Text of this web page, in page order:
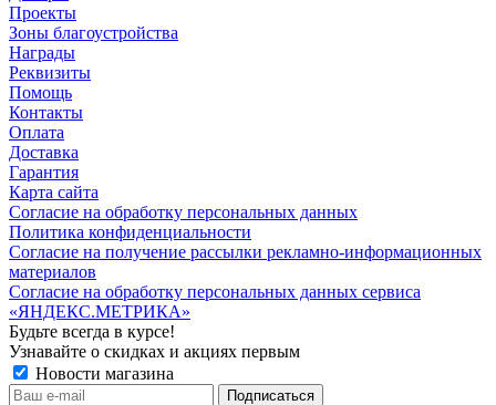
Проекты
Зоны благоустройства
Награды
Реквизиты
Помощь
Контакты
Оплата
Доставка
Гарантия
Карта сайта
Согласие на обработку персональных данных
Политика конфиденциальности
Согласие на получение рассылки рекламно-информационных
материалов
Согласие на обработку персональных данных сервиса
«ЯНДЕКС.МЕТРИКА»
Будьте всегда в курсе!
Узнавайте о скидках и акциях первым
Новости магазина